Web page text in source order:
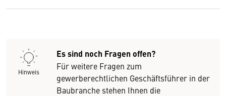
Hinweis
Es sind noch Fragen offen?
Für weitere Fragen zum
gewerberechtlichen Geschäftsführer in der
Baubranche stehen Ihnen die